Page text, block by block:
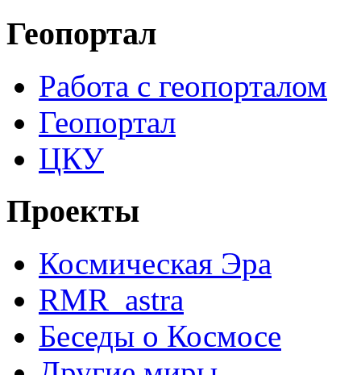
Геопортал
Работа с геопорталом
Геопортал
ЦКУ
Проекты
Космическая Эра
RMR_astra
Беседы о Космосе